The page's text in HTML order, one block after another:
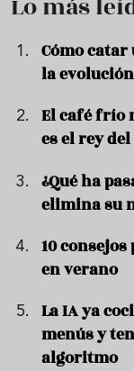
Lo más
Cómo
la
El café frío
es el rey
¿Qué ha
elimina su
10
en verano
La IA ya
menús y
algoritmo